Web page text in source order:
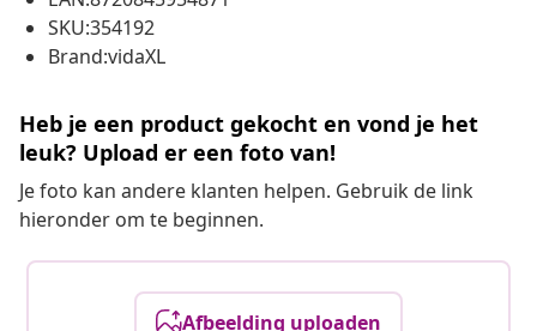
SKU:354192
Brand:vidaXL
Heb je een product gekocht en vond je het
leuk? Upload er een foto van!
Je foto kan andere klanten helpen. Gebruik de link
hieronder om te beginnen.
Afbeelding uploaden